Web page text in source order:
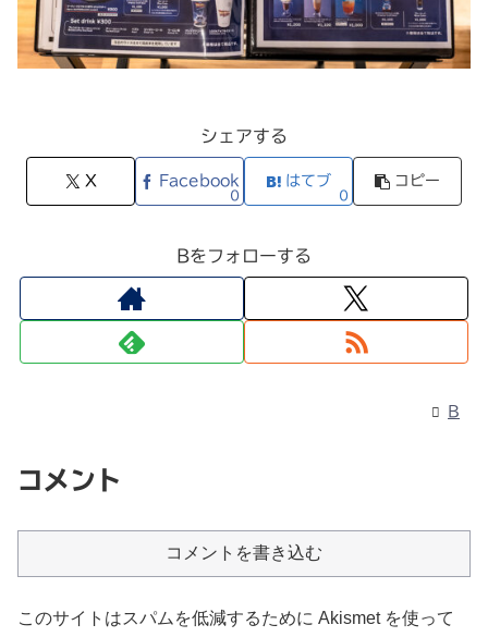
シェアする
X Facebook
0
はてブ
0
コピー
Bをフォローする
B
コメント
コメントを書き込む
このサイトはスパムを低減するために Akismet を使って